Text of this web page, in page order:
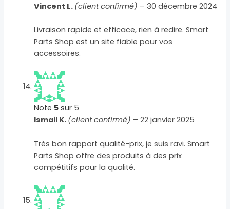
Vincent L. (client confirmé) – 30 décembre 2024
Livraison rapide et efficace, rien à redire. Smart
Parts Shop est un site fiable pour vos
accessoires.
Note 5 sur 5
Ismail K. (client confirmé) – 22 janvier 2025
Très bon rapport qualité-prix, je suis ravi. Smart
Parts Shop offre des produits à des prix
compétitifs pour la qualité.